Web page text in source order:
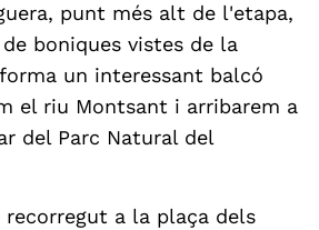
punt més alt de l'etapa,
boniques vistes de la
un interessant balcó
el riu Montsant i arribarem a
del Parc Natural del
a la plaça dels